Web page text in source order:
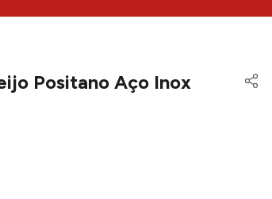
Positano Aço Inox